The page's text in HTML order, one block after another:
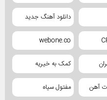
دانلود آهنگ جدید
webone.co
کمک به خیریه
آهن مفتول سیاه